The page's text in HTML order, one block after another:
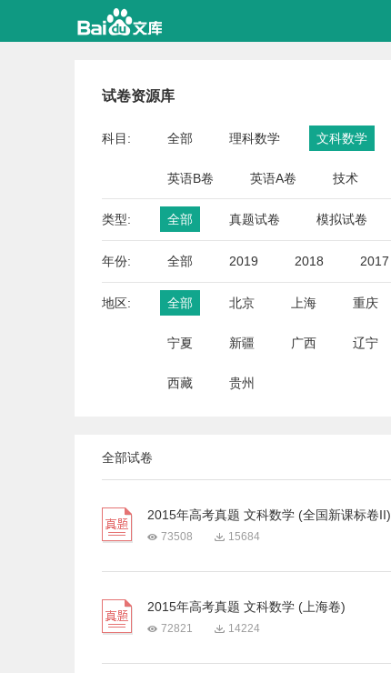
试卷资源库
科目: 全部 理科数学 文科数学
英语B卷 英语A卷 技术
类型: 全部 真题试卷 模拟试卷
年份: 全部 2019 2018 2017
地区: 全部 北京 上海 重庆
宁夏 新疆 广西 辽宁
西藏 贵州
全部试卷
2015年高考真题 文科数学 (全国新课标卷II)
73508 15684
2015年高考真题 文科数学 (上海卷)
72821 14224